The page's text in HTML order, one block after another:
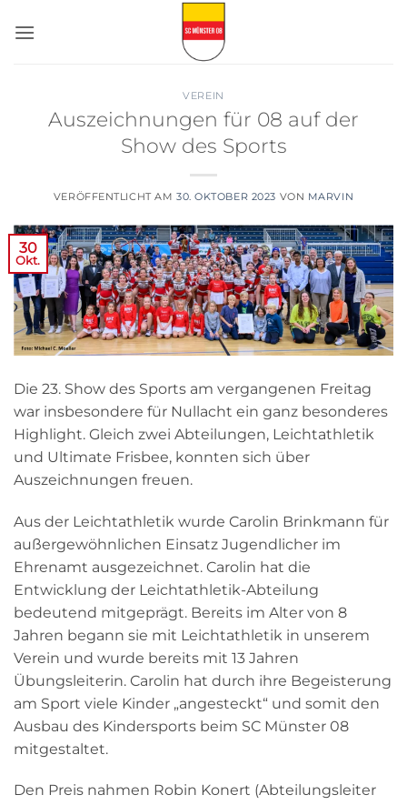
Inhalt
VEREIN
Auszeichnungen für 08 auf der
Show des Sports
VERÖFFENTLICHT AM 30. OKTOBER 2023 VON MARVIN
30
Okt.
Die 23. Show des Sports am vergangenen Freitag
war insbesondere für Nullacht ein ganz besonderes
Highlight. Gleich zwei Abteilungen, Leichtathletik
und Ultimate Frisbee, konnten sich über
Auszeichnungen freuen.
Aus der Leichtathletik wurde Carolin Brinkmann für
außergewöhnlichen Einsatz Jugendlicher im
Ehrenamt ausgezeichnet. Carolin hat die
Entwicklung der Leichtathletik-Abteilung
bedeutend mitgeprägt. Bereits im Alter von 8
Jahren begann sie mit Leichtathletik in unserem
Verein und wurde bereits mit 13 Jahren
Übungsleiterin. Carolin hat durch ihre Begeisterung
am Sport viele Kinder „angesteckt“ und somit den
Ausbau des Kindersports beim SC Münster 08
mitgestaltet.
Den Preis nahmen Robin Konert (Abteilungsleiter